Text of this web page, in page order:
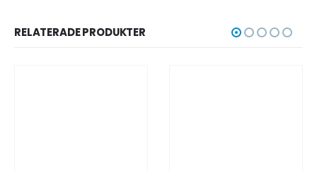
RELATERADE PRODUKTER